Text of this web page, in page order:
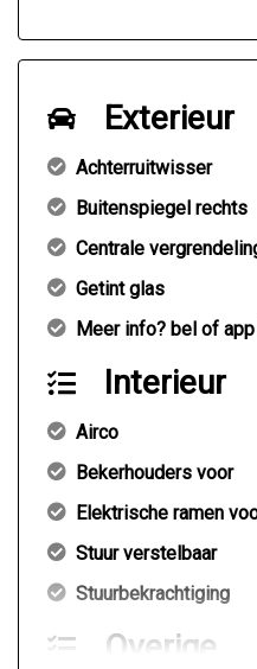
Exterieur
Achterruitwisser
Buitenspiegel rechts
Centrale
Getint glas
Meer info? bel of
Interieur
Airco
Bekerhouders voor
Elektrische ramen
Stuur verstelbaar
Stuurbekrachtiging
Overige